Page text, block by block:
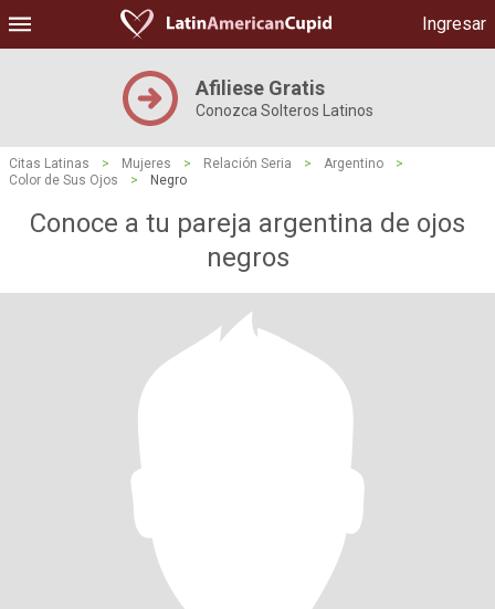
Ingresar
Afiliese Gratis
Conozca Solteros Latinos
Citas Latinas > Mujeres > Relación Seria > Argentino
>
Color de Sus Ojos
> Negro
Conoce a tu pareja argentina de ojos
negros